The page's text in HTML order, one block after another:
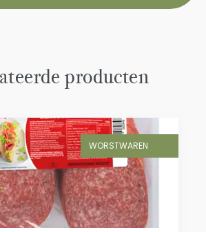
producten
WORSTWAREN